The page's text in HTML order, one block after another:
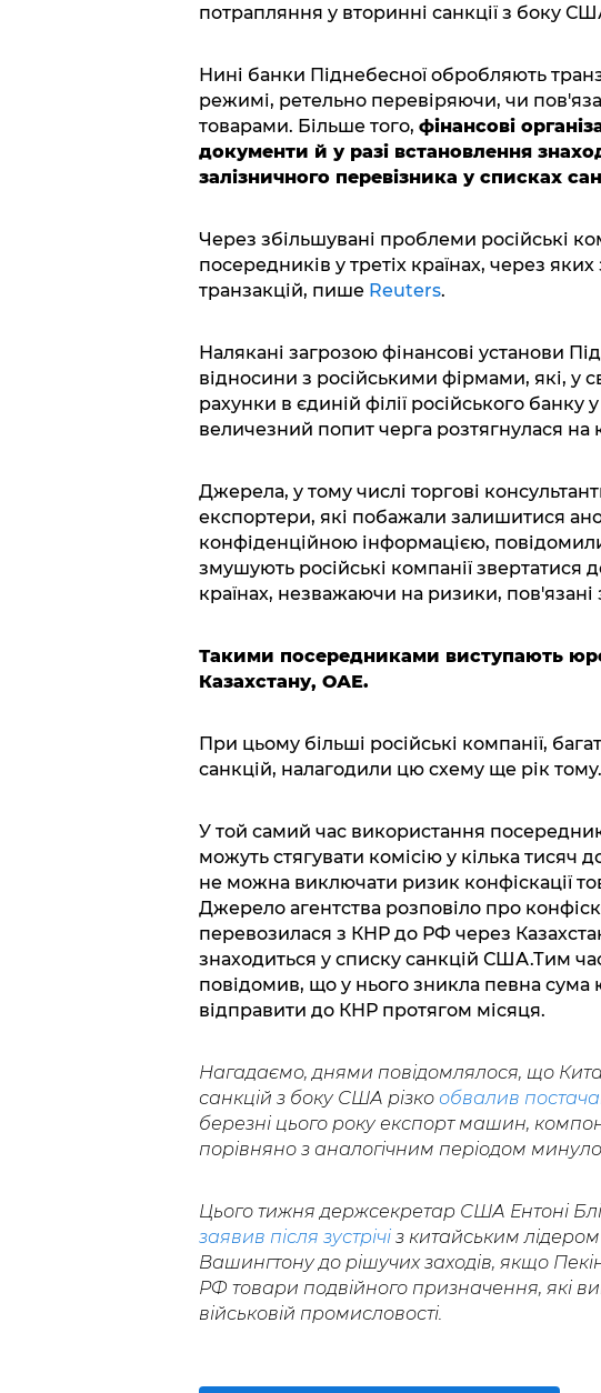
потрапляння у вторинні санкції з боку
Нині банки Піднебесної обробляють
режимі, ретельно перевіряючи, чи
товарами. Більше того, фінансові
документи й у разі встановлення
залізничного перевізника у списках
Через збільшувані проблеми російські
посередників у третіх країнах, через
транзакцій, пише Reuters.
Налякані загрозою фінансові установи
відносини з російськими фірмами, які, у
рахунки в єдиній філії російського банку
величезний попит черга розтягнулася на
Джерела, у тому числі торгові
експортери, які побажали залишитися
конфіденційною інформацією,
змушують російські компанії звертатися
країнах, незважаючи на ризики, пов'язані
Такими посередниками виступають
Казахстану, ОАЕ.
При цьому більші російські компанії,
санкцій, налагодили цю схему ще рік тому.
У той самий час використання
можуть стягувати комісію у кілька тисяч
не можна виключати ризик конфіскації
Джерело агентства розповіло про
перевозилася з КНР до РФ через
знаходиться у списку санкцій США.Тим
повідомив, що у нього зникла певна сума
відправити до КНР протягом місяця.
Нагадаємо, днями повідомлялося, що
санкцій з боку США різко обвалив
березні цього року експорт машин,
порівняно з аналогічним періодом
Цього тижня держсекретар США Ентоні
заявив після зустрічіз китайським лідером
Вашингтону до рішучих заходів, якщо
РФ товари подвійного призначення, які
військовій промисловості.